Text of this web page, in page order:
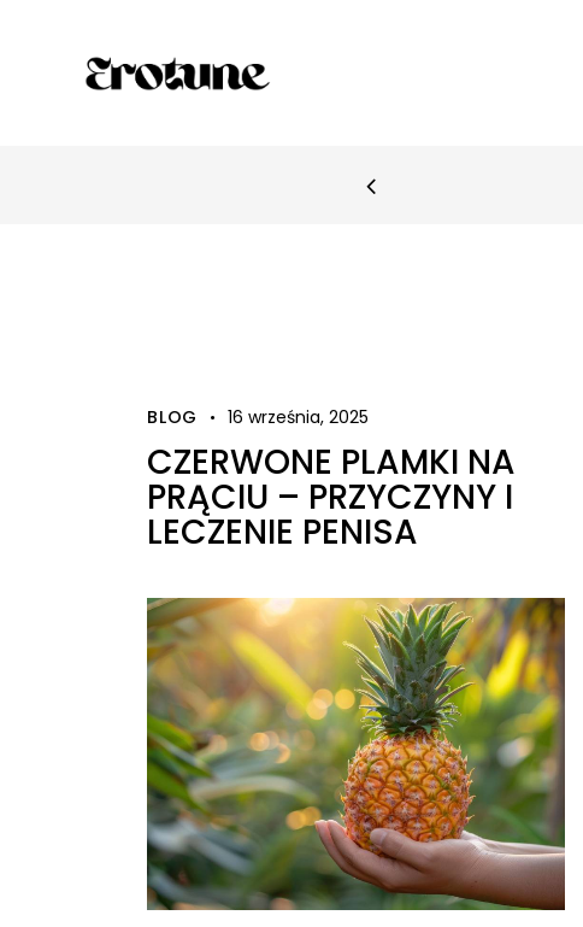
BLOG 16 września, 2025
CZERWONE PLAMKI NA
PRĄCIU – PRZYCZYNY I
LECZENIE PENISA